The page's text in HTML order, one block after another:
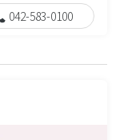
042-583-0100